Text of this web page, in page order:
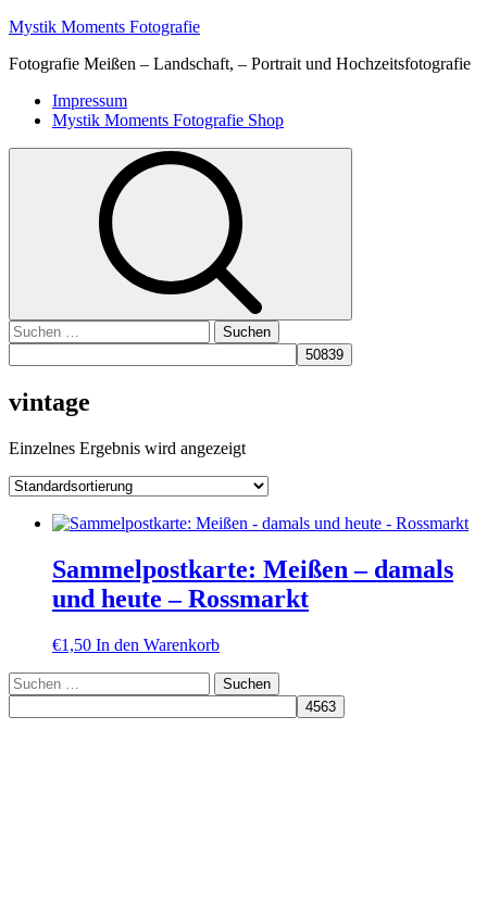
Skip
content
Mystik Moments Fotografie
Fotografie Meißen – Landschaft, – Portrait und Hochzeitsfotografie
Primary
Menu
Impressum
Mystik Moments Fotografie Shop
Suchen
nach:
vintage
Einzelnes Ergebnis wird angezeigt
Sammelpostkarte: Meißen – damals
und heute – Rossmarkt
€1,50 In den Warenkorb
Suchen
nach: